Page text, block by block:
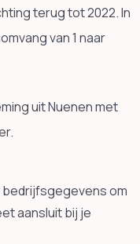
terug tot 2022. In
van 1 naar
uit Nuenen met
om
aansluit bij je